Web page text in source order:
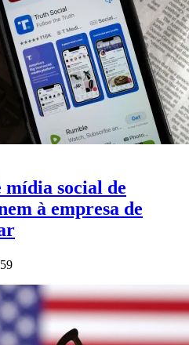
mídia social de
à empresa de